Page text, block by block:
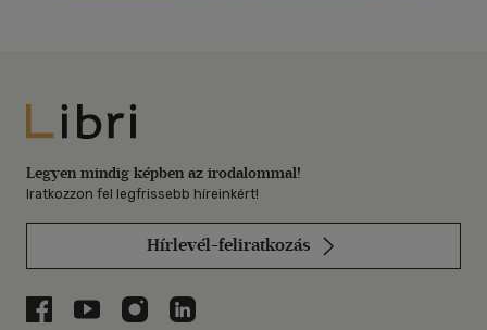
Libri
Legyen mindig képben az irodalommal!
Iratkozzon fel legfrissebb híreinkért!
Hírlevél-feliratkozás
Libri a Facebookon
Libri a Youtube-on
Libri az Instagramon
Libri a LinkedInen